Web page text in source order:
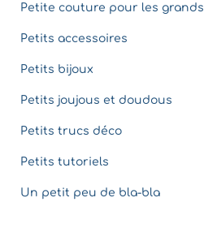
Petite couture pour les grands
Petits accessoires
Petits bijoux
Petits joujous et doudous
Petits trucs déco
Petits tutoriels
Un petit peu de bla-bla